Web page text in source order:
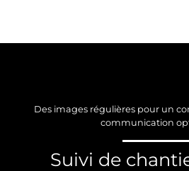
Des images régulières pour un
communication
Suivi de